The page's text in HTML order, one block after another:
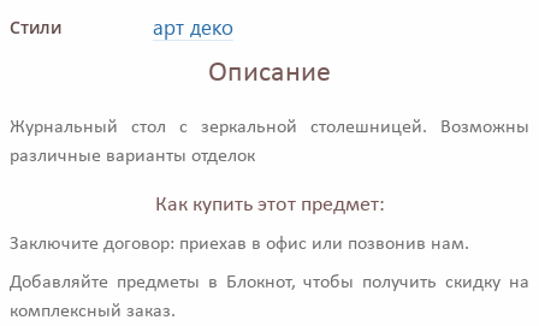
Стили арт деко
Описание
Журнальный стол с зеркальной столешницей. Возможны
различные варианты отделок
Как купить этот предмет:
Заключите договор: приехав в офис или позвонив нам.
Добавляйте предметы в Блокнот, чтобы получить скидку на
комплексный заказ.